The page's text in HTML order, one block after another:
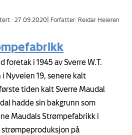
: 27.09.2020 Forfatter: Reidar Heieren
foretak i 1945 av Sverre W.T.
Nyveien 19, senere kalt
tiden kalt Sverre Maudal
hadde sin bakgrunn som
Maudals Strømpefabrikk i
på